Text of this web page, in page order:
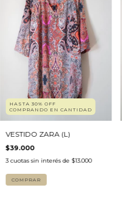
HASTA 30% OFF
COMPRANDO EN CANTIDAD
VESTIDO ZARA (L)
$39.000
3 cuotas sin interés de $13.000
COMPRAR